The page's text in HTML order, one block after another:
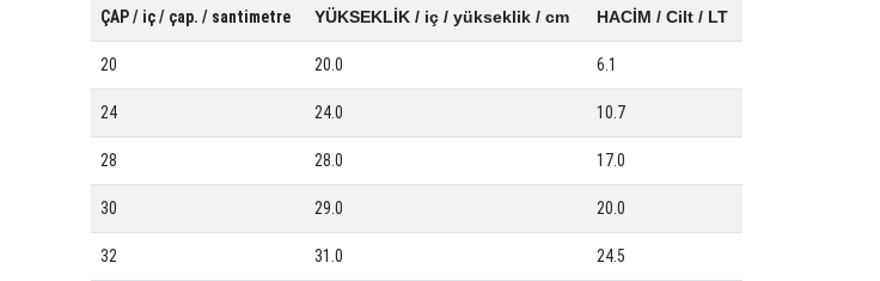
ÇAP / iç / çap. / santimetre YÜKSEKLİK / iç / yükseklik / cm HACİM / Cilt / LT
20 20.0 6.1
24 24.0 10.7
28 28.0 17.0
30 29.0 20.0
32 31.0 24.5